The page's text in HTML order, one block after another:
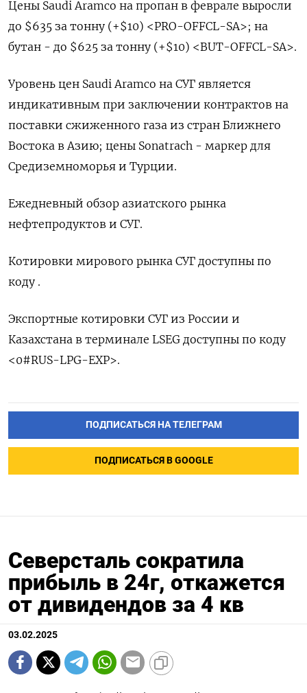
Цены Saudi Aramco на пропан в феврале выросли
до $635 за тонну (+$10) <PRO-OFFCL-SA>; на
бутан - до $625 за тонну (+$10) <BUT-OFFCL-SA>.
Уровень цен Saudi Aramco на СУГ является
индикативным при заключении контрактов на
поставки сжиженного газа из стран Ближнего
Востока в Азию; цены Sonatrach - маркер для
Средиземноморья и Турции.
Ежедневный обзор азиатского рынка
нефтепродуктов и СУГ.
Котировки мирового рынка СУГ доступны по
коду .
Экспортные котировки СУГ из России и
Казахстана в терминале LSEG доступны по коду
<0#RUS-LPG-EXP>.
ПОДПИСАТЬСЯ НА ТЕЛЕГРАМ
ПОДПИСАТЬСЯ В GOOGLE
Северсталь сократила
прибыль в 24г, откажется
от дивидендов за 4 кв
03.02.2025